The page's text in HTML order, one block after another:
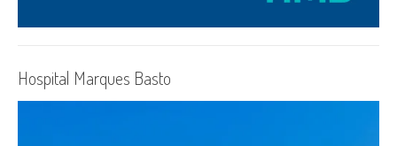
Hospital Marques Basto